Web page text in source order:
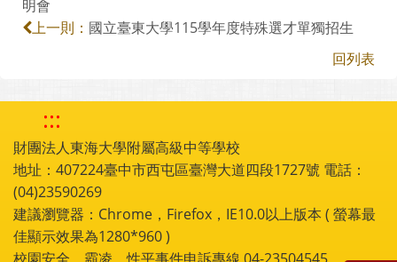
明會
上一則： 國立臺東大學115學年度特殊選才單獨招生
回列表
:::
財團法人東海大學附屬高級中等學校
地址：407224臺中市西屯區臺灣大道四段1727號 電話：
(04)23590269
建議瀏覽器：Chrome，Firefox，IE10.0以上版本 ( 螢幕最
佳顯示效果為1280*960 )
校園安全、霸凌、性平事件申訴專線 04-23504545